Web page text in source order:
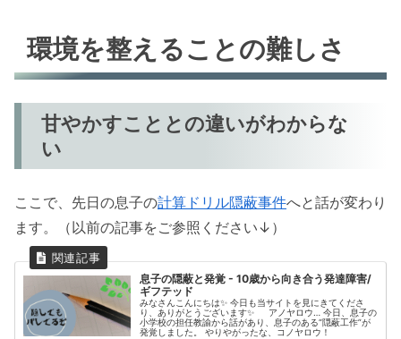
環境を整えることの難しさ
甘やかすこととの違いがわからな
い
ここで、先日の息子の計算ドリル隠蔽事件へと話が変わり
ます。（以前の記事をご参照ください↓）
息子の隠蔽と発覚 - 10歳から向き合う発達障害/
ギフテッド
みなさんこんにちは✨ 今日も当サイトを見にきてくださ
り、ありがとうございます✨ アノヤロウ… 今日、息子の
小学校の担任教諭から話があり、息子のある“隠蔽工作”が
発覚しました。 やりやがったな、コノヤロウ！